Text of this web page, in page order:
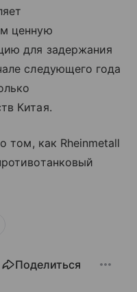
ценную
для задержания
следующего года
Китая.
о том, как Rheinmetall
Поделиться